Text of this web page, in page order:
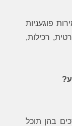
פוגעניות
רכילות,
בהן תוכל